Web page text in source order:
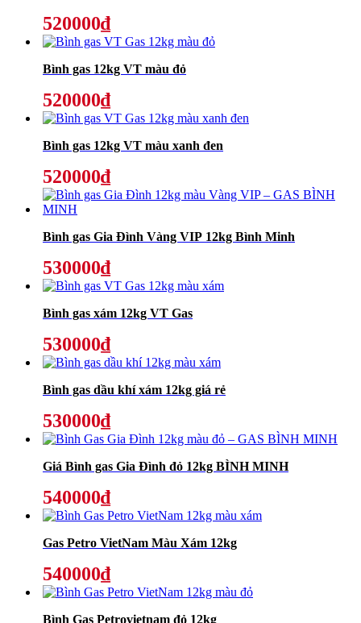
520000₫
Bình gas 12kg VT màu đỏ
520000₫
Bình gas 12kg VT màu xanh đen
520000₫
Bình gas Gia Đình Vàng VIP 12kg Bình Minh
530000₫
Bình gas xám 12kg VT Gas
530000₫
Bình gas dầu khí xám 12kg giá rẻ
530000₫
Giá Bình gas Gia Đình đỏ 12kg BÌNH MINH
540000₫
Gas Petro VietNam Màu Xám 12kg
540000₫
Bình Gas Petrovietnam đỏ 12kg